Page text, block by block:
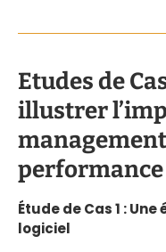
Etudes de
illustrer
Étude de Cas 1 :
logiciel